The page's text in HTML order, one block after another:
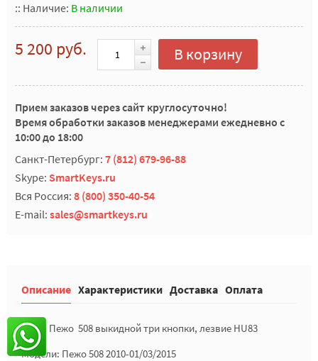
:: Наличие: В наличии
5 200 руб. В корзину
Прием заказов через сайт круглосуточно!
Время обработки заказов менеджерами ежедневно с
10:00 до 18:00
Санкт-Петербург: 7 (812) 679-96-88
Skype: SmartKeys.ru
Вся Россия: 8 (800) 350-40-54
E-mail: sales@smartkeys.ru
Описание Характеристики Доставка Оплата
Ключ Пежо 508 выкидной три кнопки, лезвие HU83
Модели: Пежо 508 2010-01/03/2015